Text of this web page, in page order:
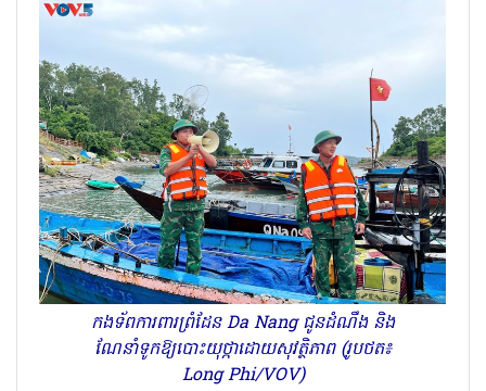
កងទ័ពការពារព្រំដែន Da Nang ជូនដំណឹង និង
ណែនាំទូកឱ្យបោះយុថ្កាដោយសុវត្ថិភាព (រូបថត៖
Long Phi/VOV)